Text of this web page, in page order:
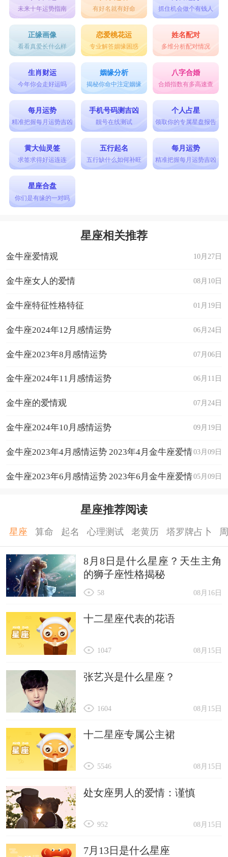
这可能是双方可能还在互相试探的结果。若狮子女
勤于甜言蜜语的练习，可以得到天秤男罗曼蒂克的
爱。
接下来随小编看看狮子座和天秤座配吗的具体
内容。
星座乐原创文章，转载需注明出处
未来十年运势指南 有好名就有好命 抓住机会做个有钱人
正缘画像
看看真爱长什么样
恋爱桃花运
专业解答姻缘困惑
姓名配对
多维分析配对情况
生肖财运
今年你会走好运吗
姻缘分析
揭秘你命中注定姻缘
八字合婚
合婚指数有多高速查
每月运势
精准把握每月运势吉凶
手机号码测吉凶
靓号在线测试
个人占星
领取你的专属星盘报告
黄大仙灵签
求签求得好运连连
五行起名
五行缺什么如何补旺
每月运势
精准把握每月运势吉凶
星座合盘
你们是有缘的一对吗
星座相关推荐
10月27日
金牛座爱情观
08月10日
金牛座女人的爱情
01月19日
金牛座特征性格特征
06月24日
金牛座2024年12月感情运势
07月06日
金牛座2023年8月感情运势
06月11日
金牛座2024年11月感情运势
07月24日
金牛座的爱情观
09月19日
金牛座2024年10月感情运势
03月09日
金牛座2023年4月感情运势 2023年4月金牛座爱情
运程详解 05月09日
金牛座2023年6月感情运势 2023年6月金牛座爱情
星座推荐阅读
星座 算命 起名 心理测试 老黄历 塔罗牌占卜
8月8日是什么星座？天生主角
的狮子座性格揭秘
08月16日
58
十二星座代表的花语
08月15日
1047
张艺兴是什么星座？
08月15日
1604
十二星座专属公主裙
08月15日
5546
处女座男人的爱情：谨慎
08月15日
952
7月13日是什么星座